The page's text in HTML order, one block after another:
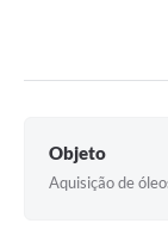
Serviços Online
Objeto
Aquisição de